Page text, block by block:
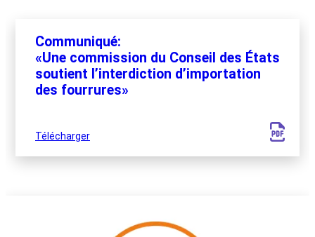
Communiqué:
«Une commission du Conseil des États
soutient l’interdiction d’importation
des fourrures»
Télécharger